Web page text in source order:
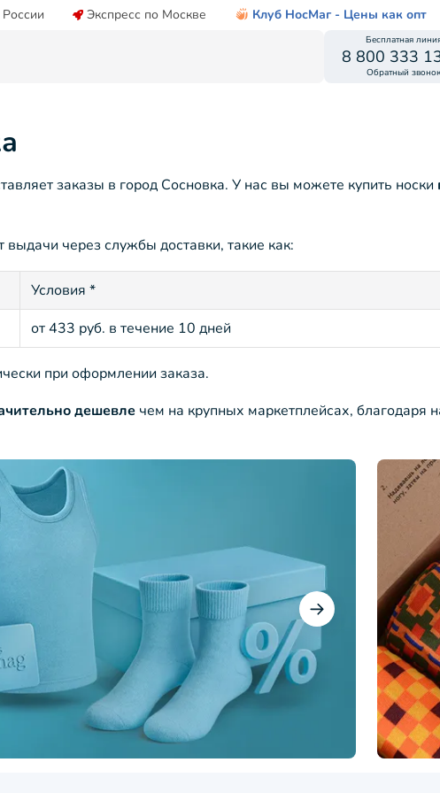
Экспресс по Москве Клуб НосМаг - Цены как опт
Бесплатная
8 800 333
Обратный звонок
заказы в город Сосновка. У нас вы можете купить носки
через службы доставки, такие как:
Условия *
от 433 руб. в течение 10 дней
при оформлении заказа.
дешевле чем на крупных маркетплейсах, благодаря